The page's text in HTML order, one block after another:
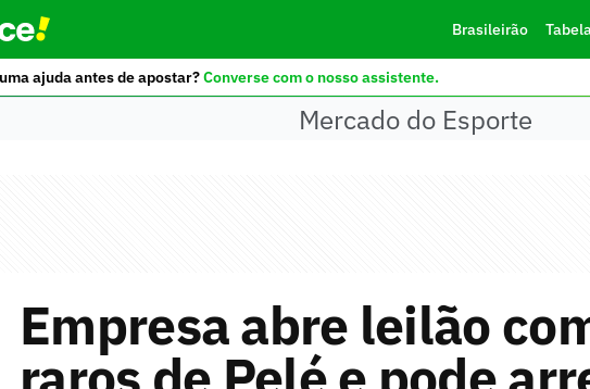
Brasileirão
ajuda antes de apostar?Converse com o nosso assistente.
Mercado do Esporte
Empresa abre leilão